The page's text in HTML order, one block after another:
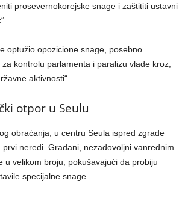
prosevernokorejske snage i zaštititi ustavni
optužio opozicione snage, posebno
kontrolu parlamenta i paralizu vlade kroz,
aktivnosti“.
otpor u Seulu
obraćanja, u centru Seula ispred zgrade
neredi. Građani, nezadovoljni vanrednim
u velikom broju, pokušavajući da probiju
specijalne snage.